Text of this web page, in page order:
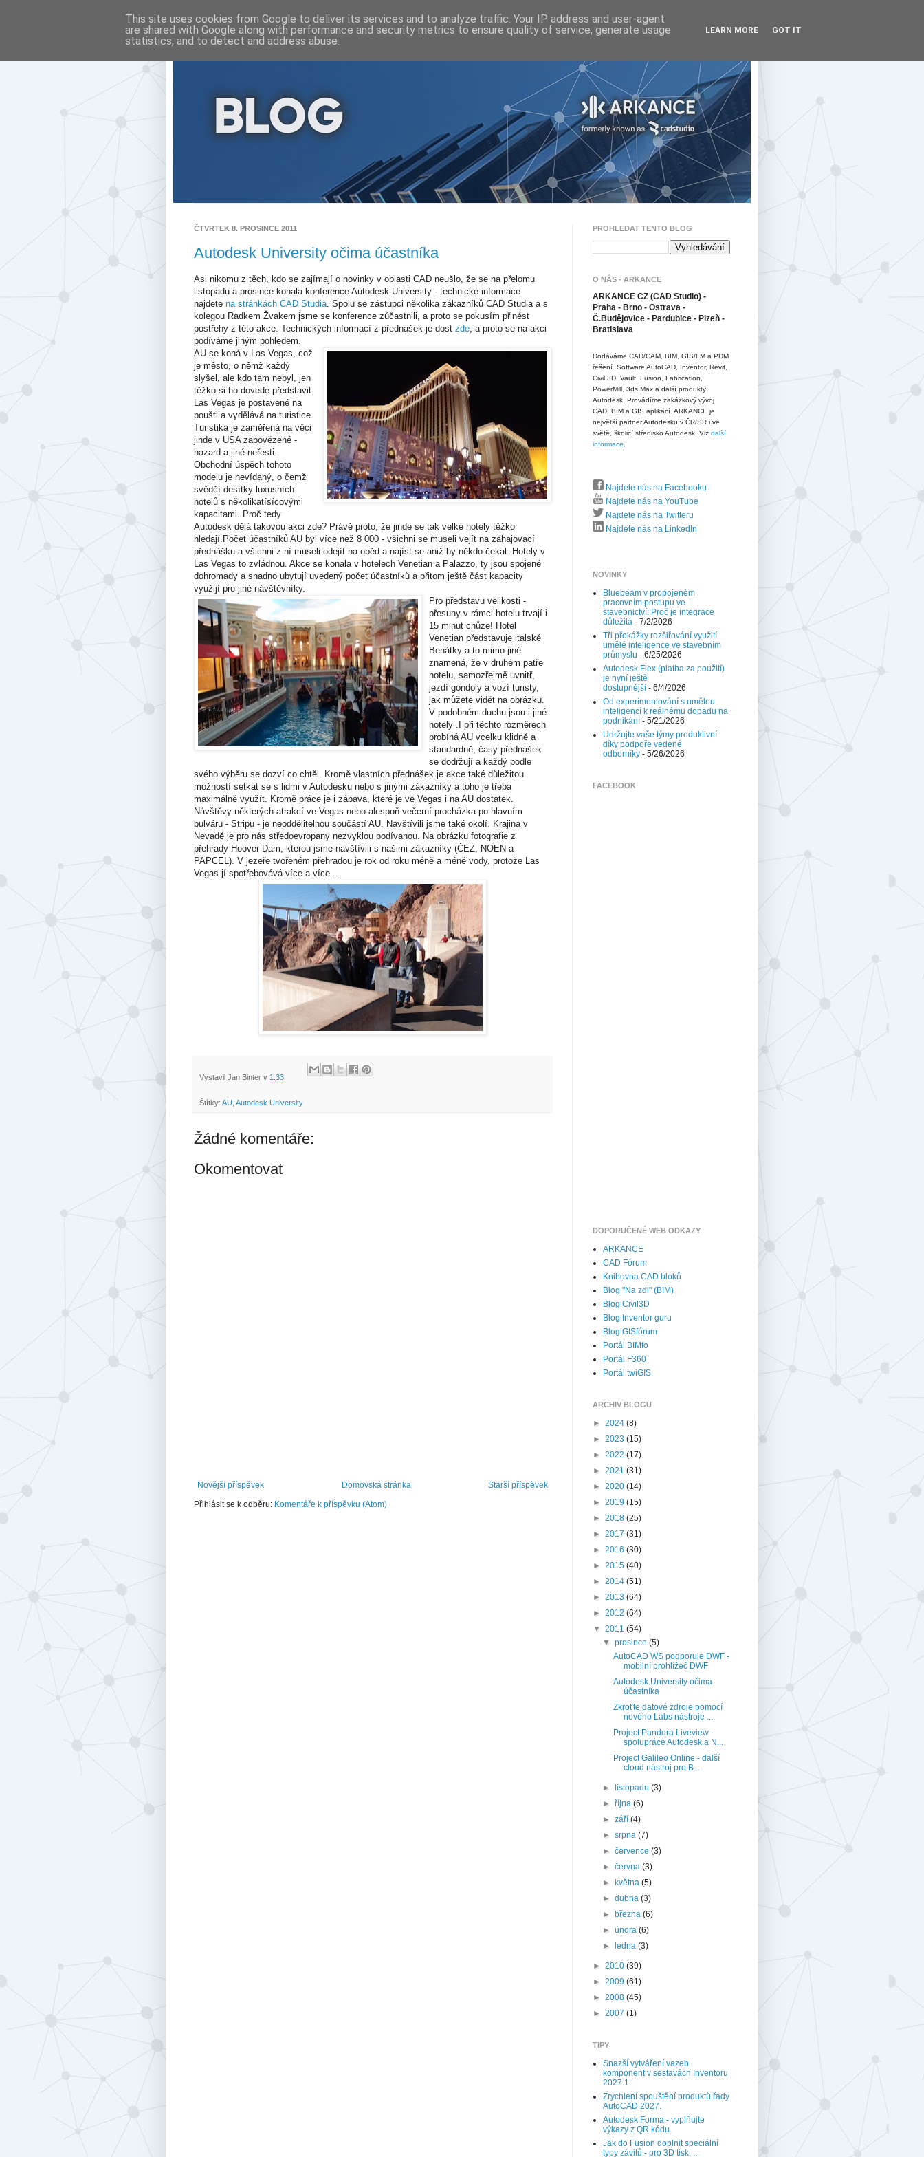
ČTVRTEK 8. PROSINCE 2011
Autodesk University očima účastníka
Asi nikomu z těch, kdo se zajímají o novinky v oblasti CAD neušlo, že se na přelomu
listopadu a prosince konala konference Autodesk University - technické informace
najdete na stránkách CAD Studia . Spolu se zástupci několika zákazníků CAD Studia a s
kolegou Radkem Žvakem jsme se konference zúčastnili, a proto se pokusím přinést
postřehy z této akce. Technických informací z přednášek je dost zde , a proto se na akci
podíváme jiným pohledem.
AU se koná v Las Vegas, což
je město, o němž každý
slyšel, ale kdo tam nebyl, jen
těžko si ho dovede představit.
Las Vegas je postavené na
poušti a vydělává na turistice.
Turistika je zaměřená na věci
jinde v USA zapovězené -
hazard a jiné neřesti.
Obchodní úspěch tohoto
modelu je nevídaný, o čemž
svědčí desítky luxusních
hotelů s několikatísícovými
kapacitami. Proč tedy
Autodesk dělá takovou akci zde? Právě proto, že jinde se tak velké hotely těžko
hledají.Počet účastníků AU byl více než 8 000 - všichni se museli vejít na zahajovací
přednášku a všichni z ní museli odejít na oběd a najíst se aniž by někdo čekal. Hotely v
Las Vegas to zvládnou. Akce se konala v hotelech Venetian a Palazzo, ty jsou spojené
dohromady a snadno ubytují uvedený počet účastníků a přitom ještě část kapacity
využijí pro jiné návštěvníky.
Pro představu velikosti -
přesuny v rámci hotelu trvají i
15 minut chůze! Hotel
Venetian představuje italské
Benátky a to mimo jiné
znamená, že v druhém patře
hotelu, samozřejmě uvnitř,
jezdí gondoly a vozí turisty,
jak můžete vidět na obrázku.
V podobném duchu jsou i jiné
hotely .I při těchto rozměrech
probíhá AU vcelku klidně a
standardně, časy přednášek
se dodržují a každý podle
svého výběru se dozví co chtěl. Kromě vlastních přednášek je akce také důležitou
možností setkat se s lidmi v Autodesku nebo s jinými zákazníky a toho je třeba
maximálně využít. Kromě práce je i zábava, které je ve Vegas i na AU dostatek.
Návštěvy některých atrakcí ve Vegas nebo alespoň večerní procházka po hlavním
bulváru - Stripu - je neoddělitelnou součástí AU. Navštívili jsme také okolí. Krajina v
Nevadě je pro nás středoevropany nezvyklou podívanou. Na obrázku fotografie z
přehrady Hoover Dam, kterou jsme navštívili s našimi zákazníky (ČEZ, NOEN a
PAPCEL). V jezeře tvořeném přehradou je rok od roku méně a méně vody, protože Las
Vegas jí spotřebovává více a více...
Vystavil Jan Binter v 1:33
Štítky: AU Autodesk University
Žádné komentáře:
Okomentovat
Novější příspěvek Starší příspěvek
Domovská stránka
Přihlásit se k odběru: Komentáře k příspěvku (Atom)
PROHLEDAT TENTO BLOG
O NÁS - ARKANCE
ARKANCE CZ (CAD Studio) -
Praha - Brno - Ostrava -
Č.Budějovice - Pardubice - Plzeň -
Bratislava
Dodáváme CAD/CAM, BIM, GIS/FM a PDM
řešení. Software AutoCAD, Inventor, Revit,
Civil 3D, Vault, Fusion, Fabrication,
PowerMill, 3ds Max a další produkty
Autodesk. Provádíme zakázkový vývoj
CAD, BIM a GIS aplikací. ARKANCE je
největší partner Autodesku v ČR/SR i ve
světě, školicí středisko Autodesk. Viz další
informace
Najdete nás na Facebooku
Najdete nás na YouTube
Najdete nás na Twitteru
Najdete nás na LinkedIn
NOVINKY
Bluebeam v propojeném
pracovním postupu ve
stavebnictví: Proč je integrace
důležitá - 7/2/2026
Tři překážky rozšiřování využití
umělé inteligence ve stavebním
průmyslu - 6/25/2026
Autodesk Flex (platba za použití)
je nyní ještě
dostupnější - 6/4/2026
Od experimentování s umělou
inteligencí k reálnému dopadu na
podnikání - 5/21/2026
Udržujte vaše týmy produktivní
díky podpoře vedené
odborníky - 5/26/2026
FACEBOOK
DOPORUČENÉ WEB ODKAZY
ARKANCE
CAD Fórum
Knihovna CAD bloků
Blog "Na zdi" (BIM)
Blog Civil3D
Blog Inventor guru
Blog GISfórum
Portál BIMfo
Portál F360
Portál twiGIS
ARCHIV BLOGU
► 2024 (8)
► 2023 (15)
► 2022 (17)
► 2021 (31)
► 2020 (14)
► 2019 (15)
► 2018 (25)
► 2017 (31)
► 2016 (30)
► 2015 (40)
► 2014 (51)
► 2013 (64)
► 2012 (64)
▼ 2011 (54)
▼prosince(5)
AutoCAD WS podporuje DWF -
mobilní prohlížeč DWF
Autodesk University očima
účastníka
Zkroťte datové zdroje pomocí
nového Labs nástroje ...
Project Pandora Liveview -
spolupráce Autodesk a N...
Project Galileo Online - další
cloud nástroj pro B...
► listopadu(3)
►října(6)
►září(4)
►srpna(7)
►července(3)
►června(3)
►
května(5)
►dubna(3)
► března(6)
►února(6)
►
ledna(3)
► 2010 (39)
► 2009 (61)
► 2008 (45)
► 2007 (1)
TIPY
Snazší vytváření vazeb
komponent v sestavách Inventoru
2027.1.
Zrychlení spouštění produktů řady
AutoCAD 2027.
Autodesk Forma - vyplňujte
výkazy z QR kódu.
Jak do Fusion doplnit speciální
typy závitů - pro 3D tisk, ...
This site uses cookies from Google to deliver its services and to analyze traffic. Your IP address and user-agent
are shared with Google along with performance and security metrics to ensure quality of service, generate usage
statistics, and to detect and address abuse.
LEARN MORE GOT IT